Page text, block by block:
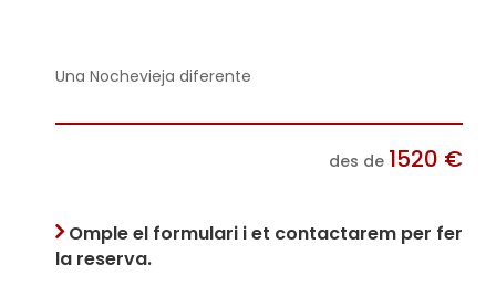
Una Nochevieja diferente
des de 1520 €
Omple el formulari i et contactarem per fer
la reserva.